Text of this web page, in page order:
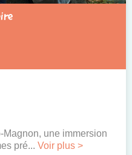
Magnon, une immersion
pré... Voir plus >